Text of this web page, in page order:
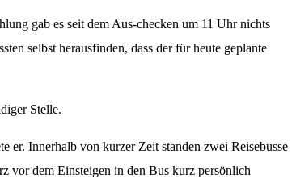
gab es seit dem Aus-checken um 11 Uhr nichts
selbst herausfinden, dass der für heute geplante
Stelle.
er. Innerhalb von kurzer Zeit standen zwei Reisebusse
vor dem Einsteigen in den Bus kurz persönlich